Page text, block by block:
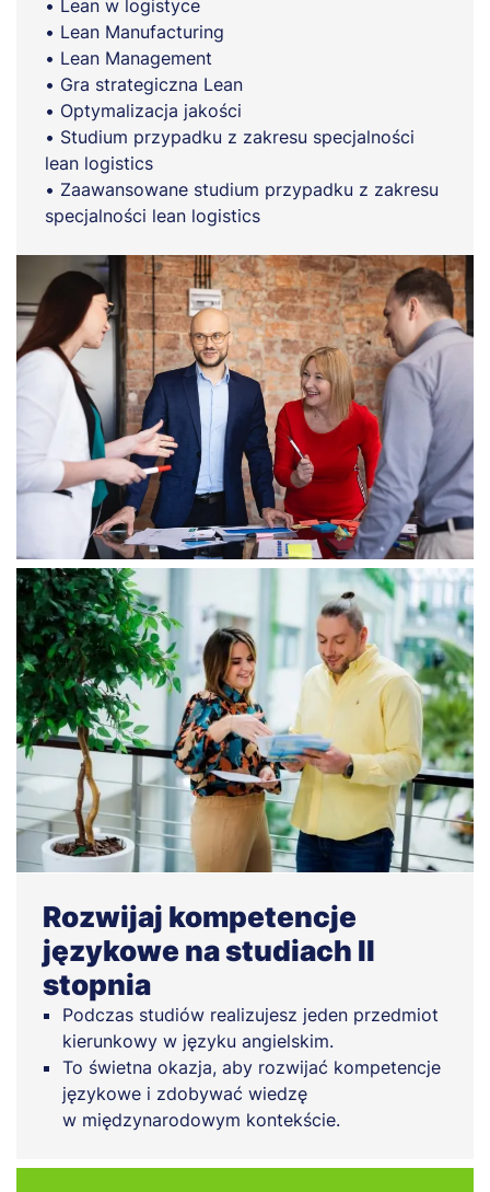
• Lean w logistyce
• Lean Manufacturing
• Lean Management
• Gra strategiczna Lean
• Optymalizacja jakości
• Studium przypadku z zakresu specjalności
lean logistics
• Zaawansowane studium przypadku z zakresu
specjalności lean logistics
Rozwijaj kompetencje
językowe na studiach II
stopnia
Podczas studiów realizujesz jeden przedmiot
kierunkowy w języku angielskim.
To świetna okazja, aby rozwijać kompetencje
językowe i zdobywać wiedzę
w międzynarodowym kontekście.